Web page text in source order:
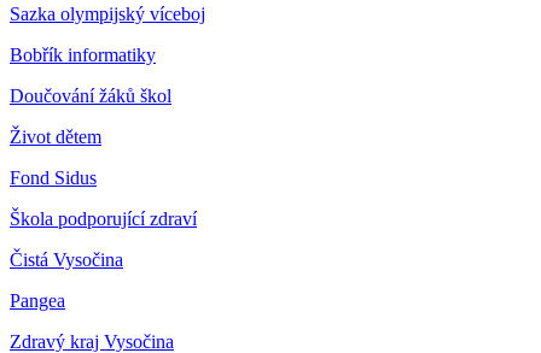
Sazka olympijský víceboj
Bobřík informatiky
Doučování žáků škol
Život dětem
Fond Sidus
Škola podporující zdraví
Čistá Vysočina
Pangea
Zdravý kraj Vysočina